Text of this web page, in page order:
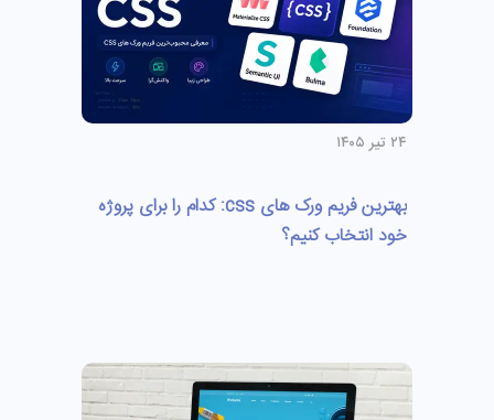
۲۴ تیر ۱۴۰۵
بهترین فریم ورک های css: کدام را برای پروژه
خود انتخاب کنیم؟